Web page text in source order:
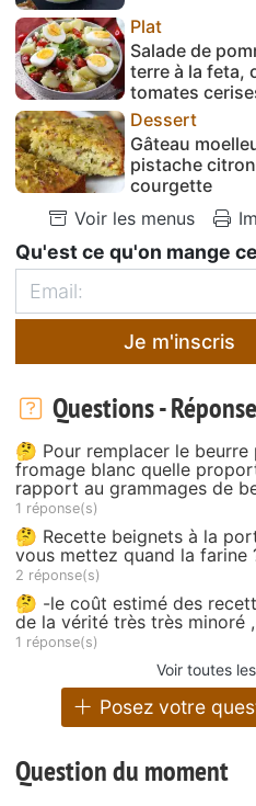
Plat
Salade de
terre à la feta,
tomates
Dessert
Gâteau
pistache
courgette
Voir les menus
Qu'est ce qu'on mange
Je m'inscris
Questions -
🤔 Pour remplacer le beurre
fromage blanc quelle
rapport au grammages de
1 réponse(s)
🤔 Recette beignets à la
vous mettez quand la farine
2 réponse(s)
🤔 -le coût estimé des
de la vérité très très minoré ,
1 réponse(s)
Voir toutes
Posez votre
Question du moment